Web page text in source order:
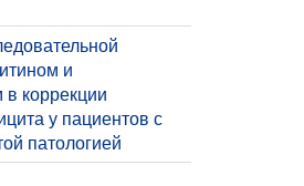
и
коррекции
у пациентов с
патологией